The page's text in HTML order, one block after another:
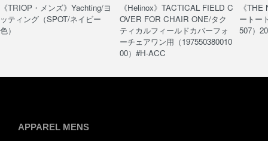
《TRIOP・メンズ》Yachting/ヨ
ッティング（SPOT/ネイビー
色）
《Helinox》TACTICAL FIELD C
OVER FOR CHAIR ONE/タク
ティカルフィールドカバーフォ
ーチェアワン用（197550380010
00）#H-ACC
《
ートー
507）
APPAREL MENS